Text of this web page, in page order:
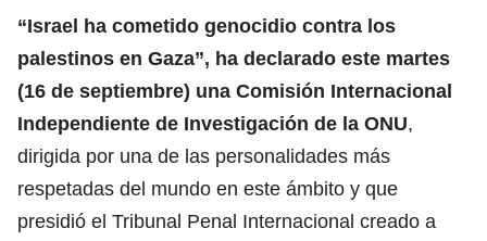
“Israel ha cometido genocidio contra los
palestinos en Gaza”, ha declarado este martes
(16 de septiembre) una Comisión Internacional
Independiente de Investigación de la ONU,
dirigida por una de las personalidades más
respetadas del mundo en este ámbito y que
presidió el Tribunal Penal Internacional creado a